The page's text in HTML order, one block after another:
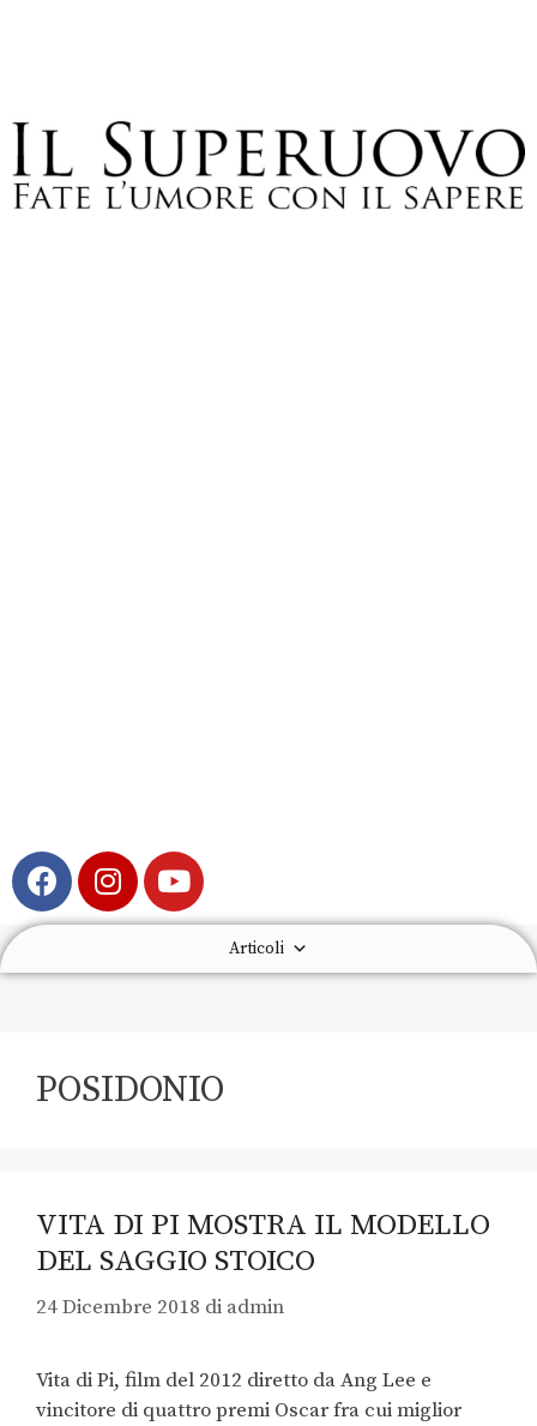
Articoli
POSIDONIO
VITA DI PI MOSTRA IL MODELLO
DEL SAGGIO STOICO
24 Dicembre 2018 di admin
Vita di Pi, film del 2012 diretto da Ang Lee e
vincitore di quattro premi Oscar fra cui miglior